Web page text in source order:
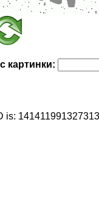
картинки:
is: